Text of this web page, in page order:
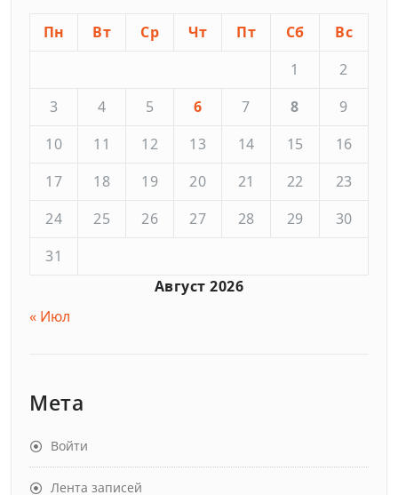
Август 2026
Пн Вт Ср Чт Пт Сб
Вс
1
2
3
4 5 6 7 8
9
10
11 12 13 14 15
16
17
18 19 20 21 22
23
24
25 26 27 28 29
30
31
« Июл
Мета
Войти
Лента записей